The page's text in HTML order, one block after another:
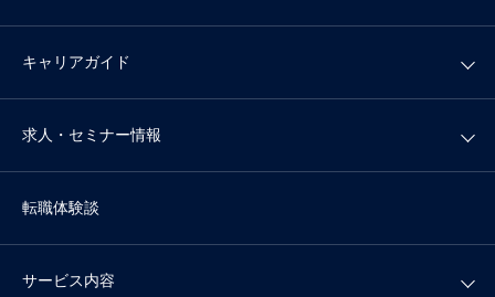
キャリアガイド
求人・セミナー情報
転職体験談
サービス内容